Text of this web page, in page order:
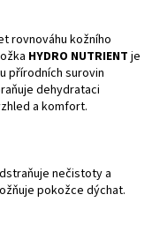
rovnováhu kožního
HYDRO NUTRIENT je
přírodních surovin
dehydrataci
a komfort.
nečistoty a
pokožce dýchat.